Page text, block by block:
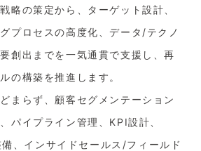
略の策定から、ターゲット設計、
プロセスの高度化、データ/テクノ
創出までを一気通貫で支援し、再
の構築を推進します。
まらず、顧客セグメンテーション
パイプライン管理、KPI設計、
、インサイドセールス/フィールド